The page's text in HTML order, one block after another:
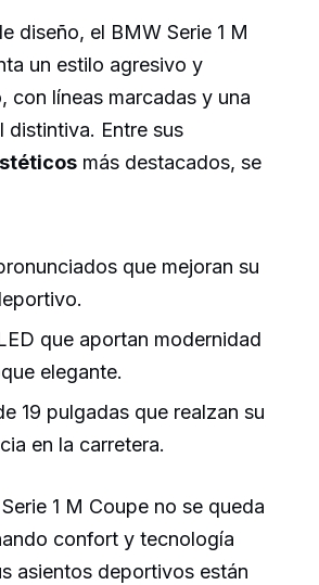
diseño, el BMW Serie 1 M
un estilo agresivo y
con líneas marcadas y una
distintiva. Entre sus
más destacados, se
que mejoran su
que aportan modernidad
elegante.
19 pulgadas que realzan su
en la carretera.
1 M Coupe no se queda
confort y tecnología
asientos deportivos están